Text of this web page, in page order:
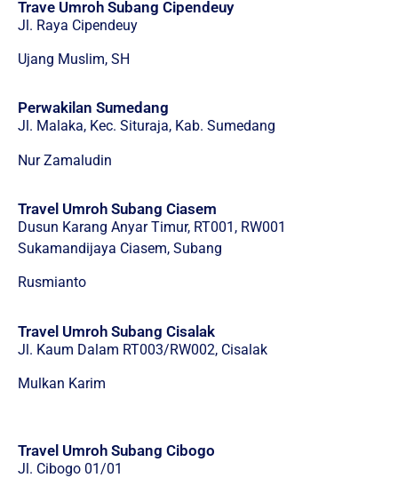
Trave Umroh Subang Cipendeuy
Jl. Raya Cipendeuy
Ujang Muslim, SH
Perwakilan Sumedang
Jl. Malaka, Kec. Situraja, Kab. Sumedang
Nur Zamaludin
Travel Umroh Subang Ciasem
Dusun Karang Anyar Timur, RT001, RW001
Sukamandijaya Ciasem, Subang
Rusmianto
Travel Umroh Subang Cisalak
Jl. Kaum Dalam RT003/RW002, Cisalak
Mulkan Karim
Travel Umroh Subang Cibogo
Jl. Cibogo 01/01